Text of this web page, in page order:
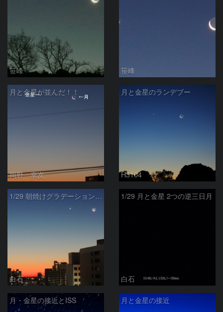
笹峰 笹峰
月と金星が並んだ！！
岡野 幸次
月と金星のランデブー
H3104
1/29 朝焼けグラデーションの月と金星
白石
1/29 月と金星 2つの逆三日月
白石
月・金星の接近とISS 月と金星の接近